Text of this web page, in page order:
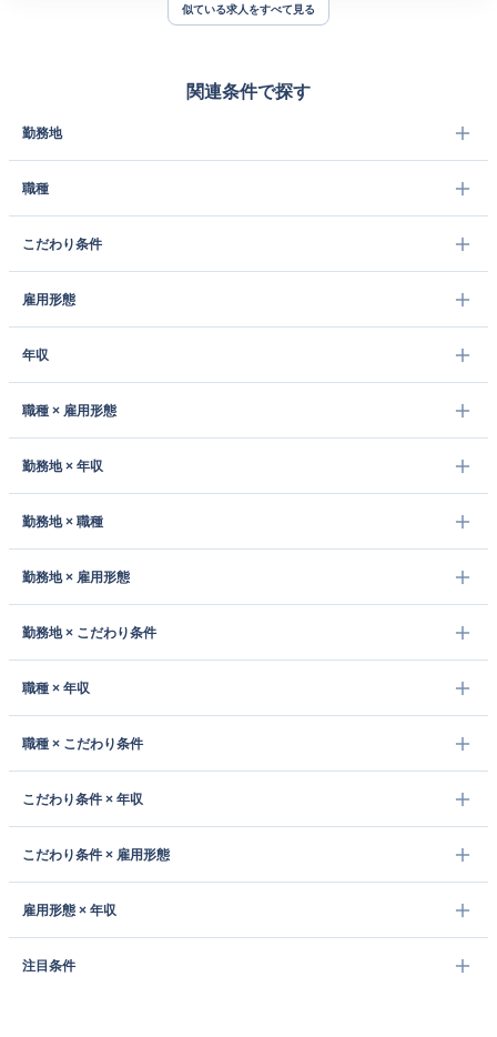
似ている求人をすべて見る
関連条件で探す
勤務地
職種
こだわり条件
雇用形態
年収
職種 × 雇用形態
勤務地 × 年収
勤務地 × 職種
勤務地 × 雇用形態
勤務地 × こだわり条件
職種 × 年収
職種 × こだわり条件
こだわり条件 × 年収
こだわり条件 × 雇用形態
雇用形態 × 年収
注目条件